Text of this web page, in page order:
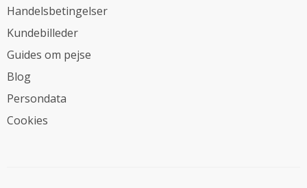
Handelsbetingelser
Kundebilleder
Guides om pejse
Blog
Persondata
Cookies